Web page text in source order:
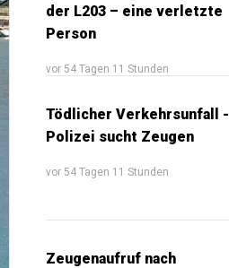
der L203 – eine verletzte
Person
vor 54 Tagen 11 Stunden
Tödlicher Verkehrsunfall -
Polizei sucht Zeugen
vor 54 Tagen 11 Stunden
Zeugenaufruf nach